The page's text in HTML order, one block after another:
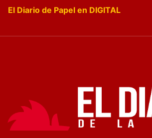
El Diario de Papel en DIGITAL